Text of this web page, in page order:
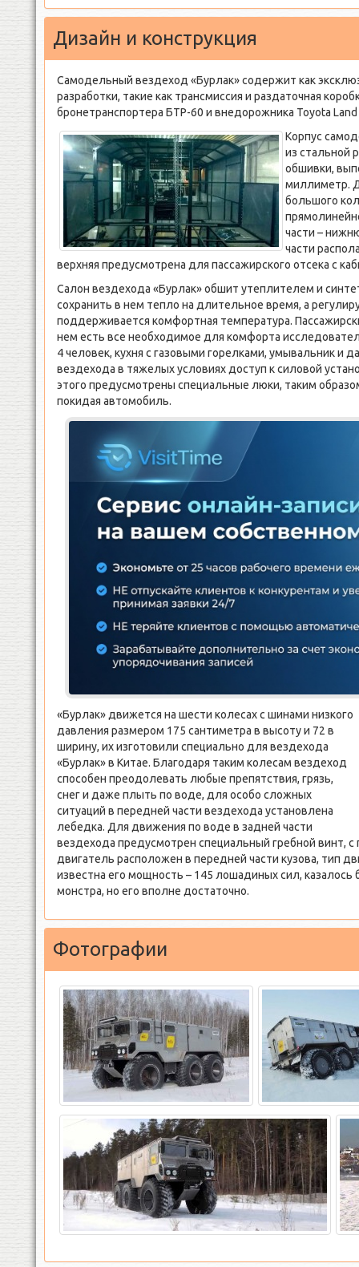
Дизайн и конструкция
Самодельный вездеход «Бурлак» содержит как
разработки, такие как трансмиссия и раздаточная
бронетранспортера БТР-60 и внедорожника Toyota Land
Корпус
из стальной
обшивки,
миллиметр.
большого
части –
части
верхняя предусмотрена для пассажирского отсека с
Салон вездехода «Бурлак» обшит утеплителем и
сохранить в нем тепло на длительное время, а
поддерживается комфортная температура.
нем есть все необходимое для комфорта
4 человек, кухня с газовыми горелками, умывальник и
вездехода в тяжелых условиях доступ к силовой
этого предусмотрены специальные люки, таким
покидая автомобиль.
«Бурлак» движется на шести колесах с шинами низкого
давления размером 175 сантиметра в высоту и 72 в
ширину, их изготовили специально для вездехода
«Бурлак» в Китае. Благодаря таким колесам вездеход
способен преодолевать любые препятствия, грязь,
снег и даже плыть по воде, для особо сложных
ситуаций в передней части вездехода установлена
лебедка. Для движения по воде в задней части
вездехода предусмотрен специальный гребной винт,
двигатель расположен в передней части кузова, тип
известна его мощность – 145 лошадиных сил,
монстра, но его вполне достаточно.
Фотографии